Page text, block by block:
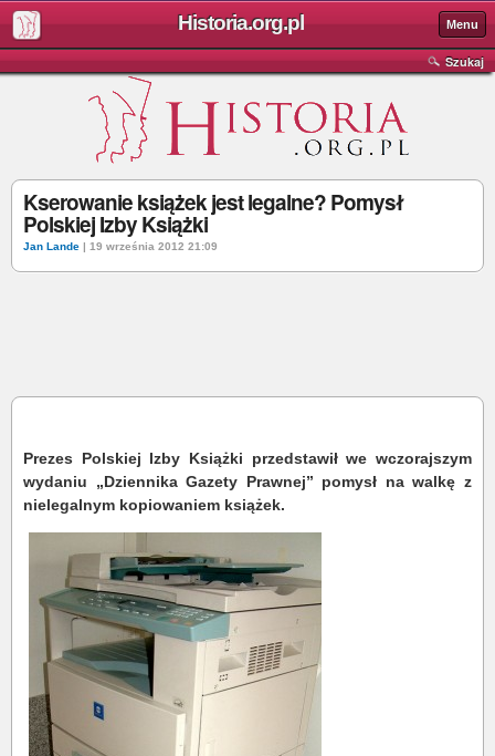
Historia.org.pl Menu
Szukaj
Kserowanie książek jest legalne? Pomysł
Polskiej Izby Książki
Jan Lande | 19 września 2012 21:09
Prezes Polskiej Izby Książki przedstawił we wczorajszym
wydaniu „Dziennika Gazety Prawnej” pomysł na walkę z
nielegalnym kopiowaniem książek.